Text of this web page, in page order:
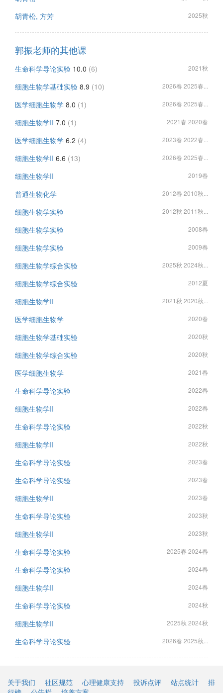
胡青松, 方芳 2025秋
郭振老师的其他课
生命科学导论实验 10.0 (6) 2021秋
细胞生物学基础实验 8.9 (10) 2026春 2025春...
医学细胞生物学 8.0 (1) 2026春 2025春...
细胞生物学II 7.0 (1) 2021春 2020春
医学细胞生物学 6.2 (4) 2023春 2022春...
细胞生物学II 6.6 (13) 2026春 2025春...
细胞生物学II 2019春
普通生物化学 2012春 2010秋...
细胞生物学实验 2012秋 2011秋...
细胞生物学实验 2008春
细胞生物学实验 2009春
细胞生物学综合实验 2025秋 2024秋...
细胞生物学综合实验 2012夏
细胞生物学II 2021秋 2020秋...
医学细胞生物学 2020春
细胞生物学基础实验 2020秋
细胞生物学综合实验 2020秋
医学细胞生物学 2021春
生命科学导论实验 2022春
细胞生物学II 2022春
生命科学导论实验 2022秋
细胞生物学II 2022秋
生命科学导论实验 2023春
生命科学导论实验 2023春
细胞生物学II 2023春
生命科学导论实验 2023秋
细胞生物学II 2023秋
生命科学导论实验 2025春 2024春
生命科学导论实验 2024春
细胞生物学II 2024春
生命科学导论实验 2024秋
细胞生物学II 2025秋 2024秋
生命科学导论实验 2026春 2025秋...
关于我们 社区规范 心理健康支持 投诉点评 站点统计
排